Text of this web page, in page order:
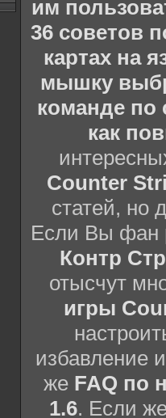
им
36 советов
картах на
мышку
команде по
как
Counter
статей, но
Если Вы фан
Контр
отысчут
игры
избавление
же FAQ по
1.6. Если